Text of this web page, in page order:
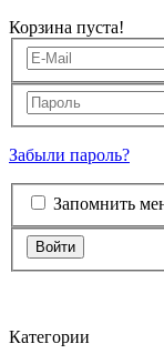
Корзина пуста!
Забыли пароль?
Запомнить
Войти
Категории